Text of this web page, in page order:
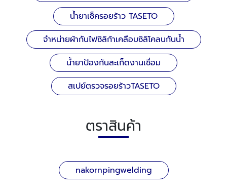
น้ำยาเช็ครอยร้าว TASETO
จำหน่ายผ้ากันไฟซิลิก้าเคลือบซิลิโคลนกันน้ำ
น้ำยาป้องกันสะเก็ดงานเชื่อม
สเปย์ตรวจรอยร้าวTASETO
ตราสินค้า
nakornpingwelding